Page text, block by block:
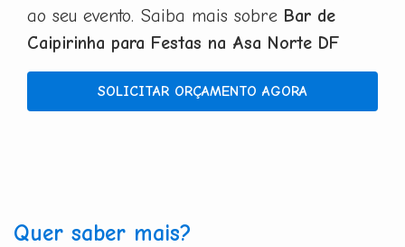
ao seu evento. Saiba mais sobre Bar de
Caipirinha para Festas na Asa Norte DF
SOLICITAR ORÇAMENTO AGORA
Quer saber mais?